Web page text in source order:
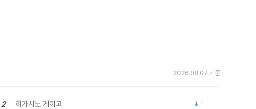
2026.08.07 기준
2 히가시노 게이고 1